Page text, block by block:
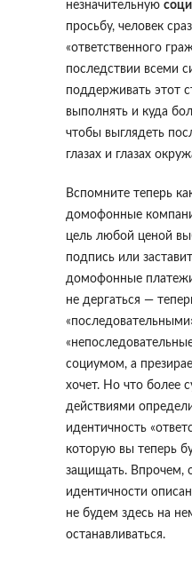
незначительную
просьбу, человек
«ответственного
последствии всеми
поддерживать этот
выполнять и куда
чтобы выглядеть
глазах и глазах
Вспомните теперь
домофонные
цель любой ценой
подпись или
домофонные
не дергаться —
социумом, а
хочет. Но что более
действиями
идентичность
которую вы теперь
защищать. Впрочем,
идентичности
не будем здесь на
останавливаться.